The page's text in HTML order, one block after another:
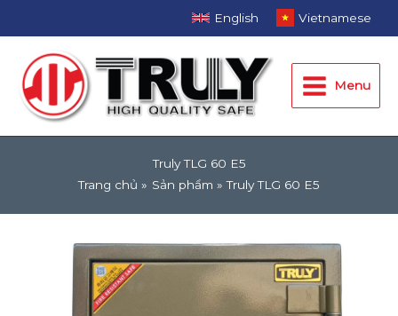
dung
English Vietnamese
MenuMenu
Truly TLG 60 E5
Trang chủ
Sản phẩm Truly TLG 60 E5